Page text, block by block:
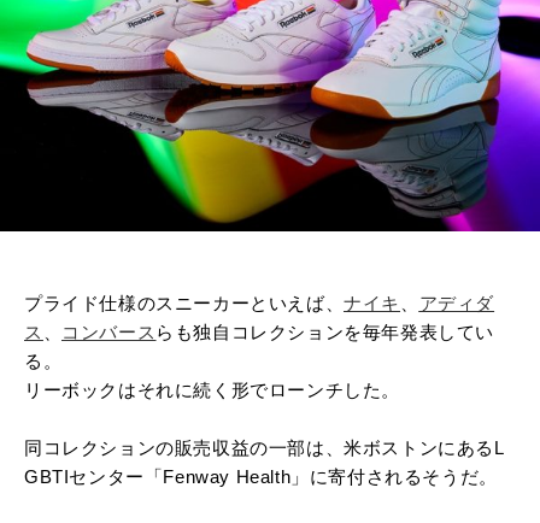
プライド仕様のスニーカーといえば、ナイキ
アディダ
ス
コンバース らも独自コレクションを毎年発表してい
る。
リーボックはそれに続く形でローンチした。
同コレクションの販売収益の一部は、米ボストンにあるL
GBTIセンター「Fenway Health」に寄付されるそうだ。